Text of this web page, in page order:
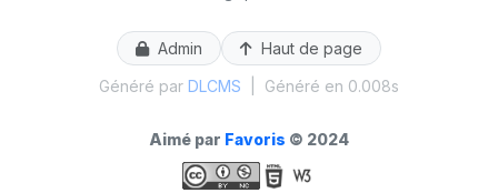
Admin
Haut de page
Généré par DLCMS Généré en 0.008s
Aimé par Favoris © 2024